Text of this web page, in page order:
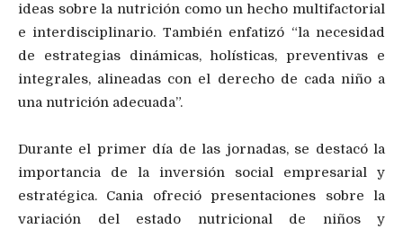
ideas sobre la nutrición como un hecho multifactorial
e interdisciplinario. También enfatizó “la necesidad
de estrategias dinámicas, holísticas, preventivas e
integrales, alineadas con el derecho de cada niño a
una nutrición adecuada”.
Durante el primer día de las jornadas, se destacó la
importancia de la inversión social empresarial y
estratégica. Cania ofreció presentaciones sobre la
variación del estado nutricional de niños y